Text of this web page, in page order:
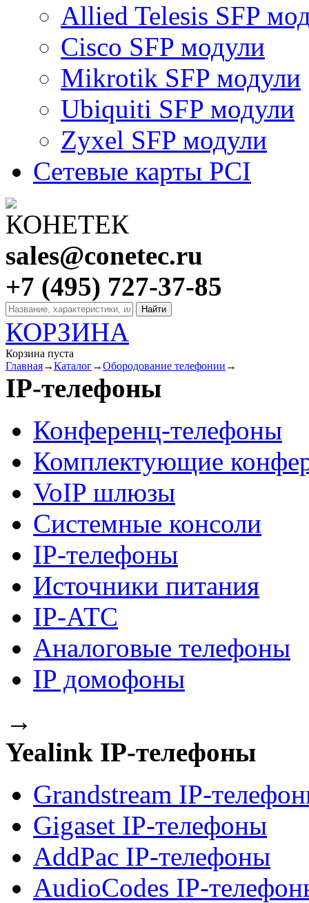
Allied Telesis SFP
Cisco SFP модули
Mikrotik SFP модули
Ubiquiti SFP модули
Zyxel SFP модули
Сетевые карты PCI
sales@conetec.ru
+7 (495) 727-37-85
КОРЗИНА
Корзина пуста
Главная→Каталог→Обородование телефонии →
IP-телефоны
Конференц-телефоны
Комплектующие
VoIP шлюзы
Системные консоли
IP-телефоны
Источники питания
IP-АТС
Аналоговые телефоны
IP домофоны
→
Yealink IP-телефоны
Grandstream IP-
Gigaset IP-телефоны
AddPac IP-телефоны
AudioCodes IP-